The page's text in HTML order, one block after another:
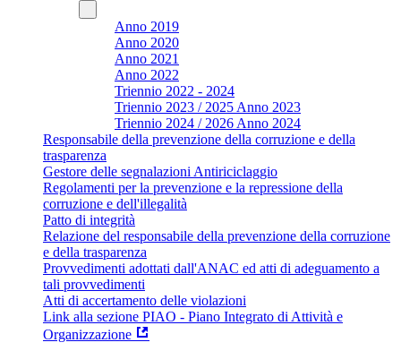
Anno 2019
Anno 2020
Anno 2021
Anno 2022
Triennio 2022 - 2024
Triennio 2023 / 2025 Anno 2023
Triennio 2024 / 2026 Anno 2024
Responsabile della prevenzione della corruzione e della
trasparenza
Gestore delle segnalazioni Antiriciclaggio
Regolamenti per la prevenzione e la repressione della
corruzione e dell'illegalità
Patto di integrità
Relazione del responsabile della prevenzione della corruzione
e della trasparenza
Provvedimenti adottati dall'ANAC ed atti di adeguamento a
tali provvedimenti
Atti di accertamento delle violazioni
Link alla sezione PIAO - Piano Integrato di Attività e
Organizzazione